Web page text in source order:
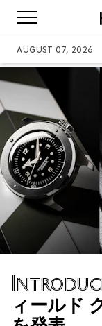
AUGUST 07, 2026
ィールド